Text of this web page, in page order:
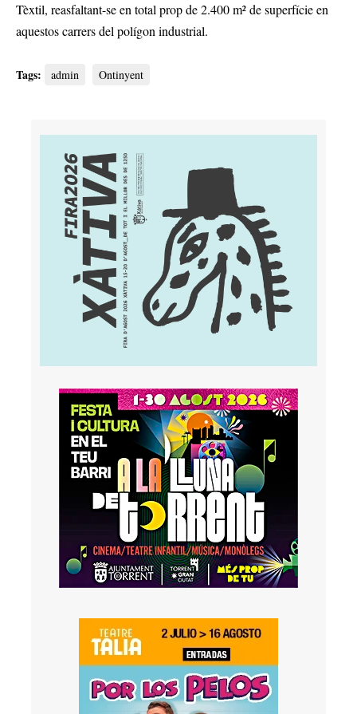
Tèxtil, reasfaltant-se en total prop de 2.400 m² de superfície en
aquestos carrers del polígon industrial.
Tags: admin Ontinyent